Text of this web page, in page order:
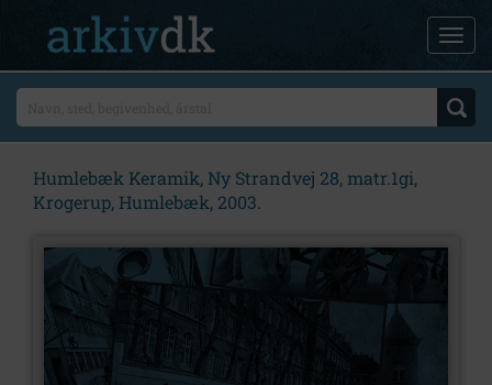
Humlebæk Keramik, Ny Strandvej 28, matr.1gi,
Krogerup, Humlebæk, 2003.